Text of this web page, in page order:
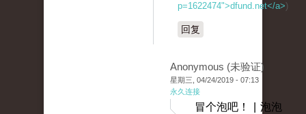
p=1622474">dfund.net</a>)
回复
Anonymous (未验证)
星期三, 04/24/2019 - 07:13
永久连接
冒个泡吧！ | 泡泡